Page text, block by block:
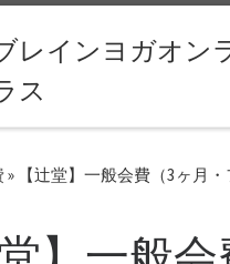
へスキップ
レインヨガオン
ス
» 【辻堂】一般会費（3ヶ月・